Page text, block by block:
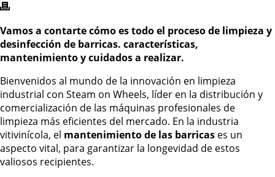
Vamos a contarte cómo es todo el proceso de limpieza y
desinfección de barricas. características,
mantenimiento y cuidados a realizar.
Bienvenidos al mundo de la innovación en limpieza
industrial con Steam on Wheels, líder en la distribución y
comercialización de las máquinas profesionales de
limpieza más eficientes del mercado. En la industria
vitivinícola, el mantenimiento de las barricas es un
aspecto vital, para garantizar la longevidad de estos
valiosos recipientes.